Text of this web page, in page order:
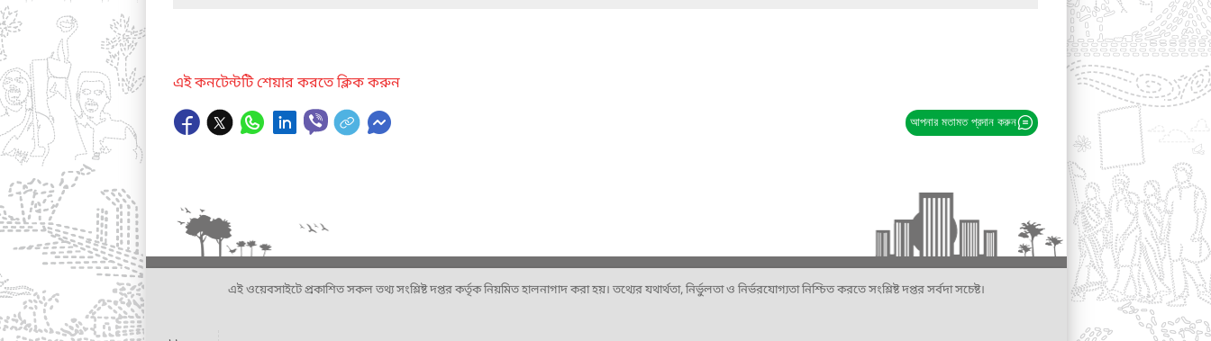
এই কনটেন্টটি শেয়ার করতে ক্লিক করুন
আপনার মতামত প্রদান করুন
এই ওয়েবসাইটে প্রকাশিত সকল তথ্য সংশ্লিষ্ট দপ্তর কর্তৃক নিয়মিত হালনাগাদ করা হয়। তথ্যের যথার্থতা, নির্ভুলতা ও নির্ভরযোগ্যতা নিশ্চিত করতে সংশ্লিষ্ট দপ্তর সর্বদা সচেষ্ট।